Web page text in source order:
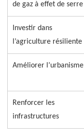
de gaz à effet de serre
Investir dans
l’agriculture résiliente
Améliorer l’urbanisme
Renforcer les
infrastructures